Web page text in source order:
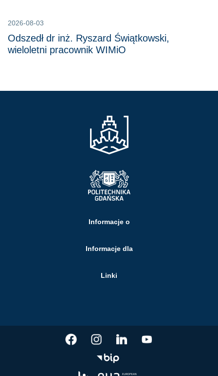
2026-08-03
Odszedł dr inż. Ryszard Świątkowski,
wieloletni pracownik WIMiO
Informacje o
Informacje dla
Linki